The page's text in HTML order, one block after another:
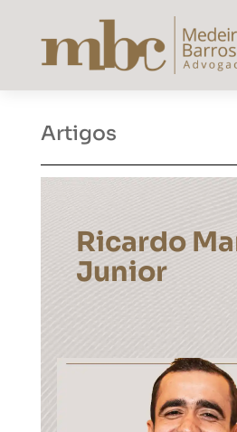
Artigos
Ricardo
Junior